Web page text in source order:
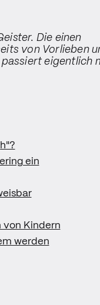
Die einen
von Vorlieben
passiert eigentlich
ein
von Kindern
werden